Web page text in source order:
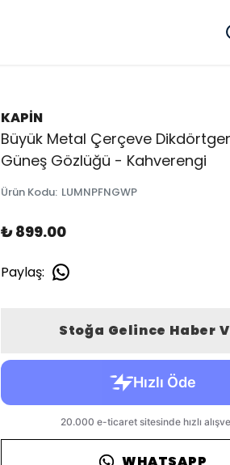
KAPİN
Büyük Metal Çerçeve
Güneş Gözlüğü - Kahverengi
Ürün Kodu: LUMNPFNGWP
₺ 899.00
Paylaş:
Stoğa Gelince Haber